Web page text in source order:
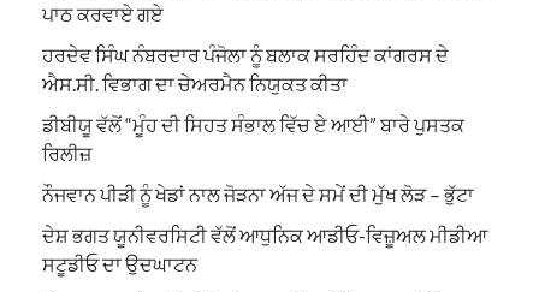
ਪਾਠ ਕਰਵਾਏ ਗਏ
ਹਰਦੇਵ ਸਿੰਘ ਨੰਬਰਦਾਰ ਪੰਜੋਲਾ ਨੂੰ ਬਲਾਕ ਸਰਹਿੰਦ ਕਾਂਗਰਸ ਦੇ
ਐਸ.ਸੀ. ਵਿਭਾਗ ਦਾ ਚੇਅਰਮੈਨ ਨਿਯੁਕਤ ਕੀਤਾ
ਡੀਬੀਯੂ ਵੱਲੋਂ “ਮੂੰਹ ਦੀ ਸਿਹਤ ਸੰਭਾਲ ਵਿੱਚ ਏ ਆਈ” ਬਾਰੇ ਪੁਸਤਕ
ਰਿਲੀਜ਼
ਨੌਜਵਾਨ ਪੀੜੀ ਨੂੰ ਖੇਡਾਂ ਨਾਲ ਜੋੜਨਾ ਅੱਜ ਦੇ ਸਮੇਂ ਦੀ ਮੁੱਖ ਲੋੜ – ਭੁੱਟਾ
ਦੇਸ਼ ਭਗਤ ਯੂਨੀਵਰਸਿਟੀ ਵੱਲੋਂ ਆਧੁਨਿਕ ਆਡੀਓ-ਵਿਜ਼ੂਅਲ ਮੀਡੀਆ
ਸਟੂਡੀਓ ਦਾ ਉਦਘਾਟਨ